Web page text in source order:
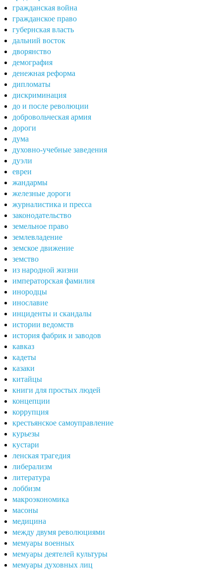
гражданская война
гражданское право
губернская власть
дальний восток
дворянство
демография
денежная реформа
дипломаты
дискриминация
до и после революции
добровольческая армия
дороги
дума
духовно-учебные заведения
дуэли
евреи
жандармы
железные дороги
журналистика и пресса
законодательство
земельное право
землевладение
земское движение
земство
из народной жизни
императорская фамилия
инородцы
инославие
инциденты и скандалы
истории ведомств
история фабрик и заводов
кавказ
кадеты
казаки
китайцы
книги для простых людей
концепции
коррупция
крестьянское самоуправление
курьезы
кустари
ленская трагедия
либерализм
литература
лоббизм
макроэкономика
масоны
медицина
между двумя революциями
мемуары военных
мемуары деятелей культуры
мемуары духовных лиц